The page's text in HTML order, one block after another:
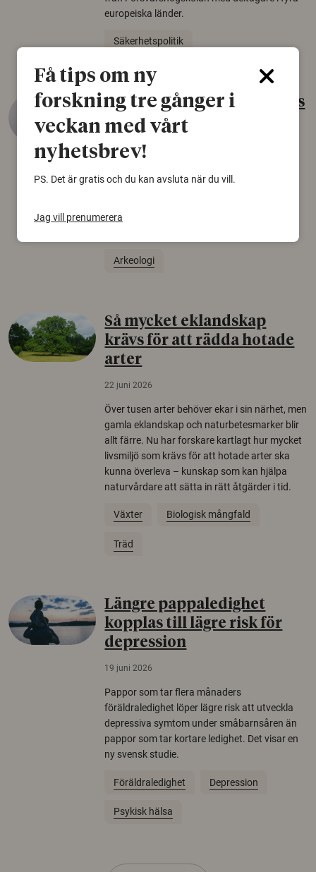
europeiska länder.
Säkerhetspolitik
Gammalt skinn var Sveriges
äldsta sko
22 juni 2026
björnfäll visar sig vara delar av en 2000 år
skomode och beskrivs som mycket ovanligt i
Arkeologi
Så mycket eklandskap
krävs för att rädda hotade
arter
22 juni 2026
Över tusen arter behöver ekar i sin närhet, men
gamla eklandskap och naturbetesmarker blir
allt färre. Nu har forskare kartlagt hur mycket
livsmiljö som krävs för att hotade arter ska
kunna överleva – kunskap som kan hjälpa
naturvårdare att sätta in rätt åtgärder i tid.
Växter Biologisk mångfald
Träd
Längre pappaledighet
kopplas till lägre risk för
depression
19 juni 2026
Pappor som tar flera månaders
föräldraledighet löper lägre risk att utveckla
depressiva symtom under småbarnsåren än
pappor som tar kortare ledighet. Det visar en
ny svensk studie.
Föräldraledighet Depression
Psykisk hälsa
Få tips om ny
forskning tre gånger i
veckan med vårt
nyhetsbrev!
PS. Det är gratis och du kan avsluta när du vill.
Jag vill prenumerera